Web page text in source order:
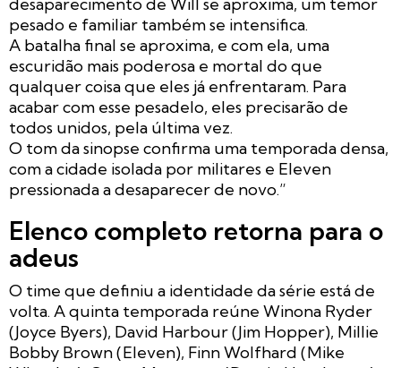
desaparecimento de Will se aproxima, um temor
pesado e familiar também se intensifica.
A batalha final se aproxima, e com ela, uma
escuridão mais poderosa e mortal do que
qualquer coisa que eles já enfrentaram. Para
acabar com esse pesadelo, eles precisarão de
todos unidos, pela última vez.
O tom da sinopse confirma uma temporada densa,
com a cidade isolada por militares e Eleven
pressionada a desaparecer de novo.”
Elenco completo retorna para o
adeus
O time que definiu a identidade da série está de
volta. A quinta temporada reúne Winona Ryder
(Joyce Byers), David Harbour (Jim Hopper), Millie
Bobby Brown (Eleven), Finn Wolfhard (Mike